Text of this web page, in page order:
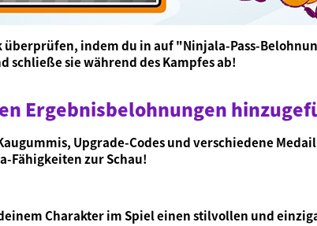
indem du in auf "Ninjala-Pass-
schließe sie während des Kampfes ab!
Ergebnisbelohnungen
Upgrade-Codes und verschiedene
Fähigkeiten zur Schau!
Charakter im Spiel einen stilvollen und